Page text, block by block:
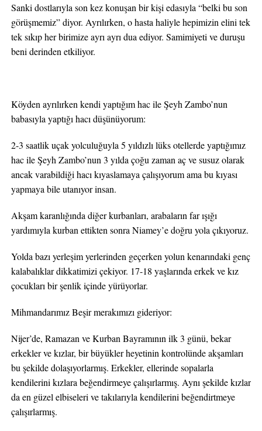
Sanki dostlarıyla son kez konuşan bir kişi edasıyla “belki bu son
görüşmemiz” diyor. Ayrılırken, o hasta haliyle hepimizin elini tek
tek sıkıp her birimize ayrı ayrı dua ediyor. Samimiyeti ve duruşu
beni derinden etkiliyor.
Köyden ayrılırken kendi yaptığım hac ile Şeyh Zambo’nun
babasıyla yaptığı hacı düşünüyorum:
2-3 saatlik uçak yolculuğuyla 5 yıldızlı lüks otellerde yaptığımız
hac ile Şeyh Zambo’nun 3 yılda çoğu zaman aç ve susuz olarak
ancak varabildiği hacı kıyaslamaya çalışıyorum ama bu kıyası
yapmaya bile utanıyor insan.
Akşam karanlığında diğer kurbanları, arabaların far ışığı
yardımıyla kurban ettikten sonra Niamey’e doğru yola çıkıyoruz.
Yolda bazı yerleşim yerlerinden geçerken yolun kenarındaki genç
kalabalıklar dikkatimizi çekiyor. 17-18 yaşlarında erkek ve kız
çocukları bir şenlik içinde yürüyorlar.
Mihmandarımız Beşir merakımızı gideriyor:
Nijer’de, Ramazan ve Kurban Bayramının ilk 3 günü, bekar
erkekler ve kızlar, bir büyükler heyetinin kontrolünde akşamları
bu şekilde dolaşıyorlarmış. Erkekler, ellerinde sopalarla
kendilerini kızlara beğendirmeye çalışırlarmış. Aynı şekilde kızlar
da en güzel elbiseleri ve takılarıyla kendilerini beğendirtmeye
çalışırlarmış.